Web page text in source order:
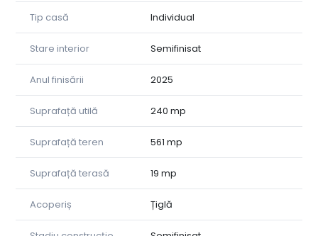
Tip casă Individual
Stare interior Semifinisat
Anul finisării 2025
Suprafață utilă 240 mp
Suprafață teren 561 mp
Suprafață terasă 19 mp
Acoperiș Țiglă